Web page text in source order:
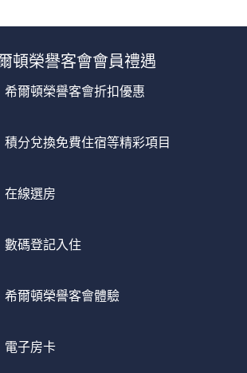
頓榮譽客會會員禮遇
希爾頓榮譽客會折扣優惠
積分兌換免費住宿等精彩項目
在線選房
數碼登記入住
希爾頓榮譽客會體驗
電子房卡